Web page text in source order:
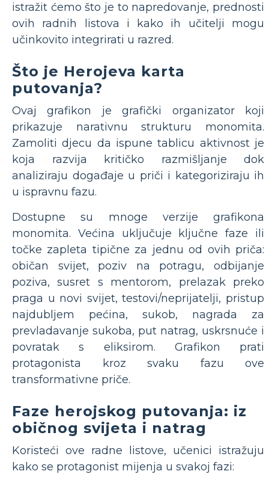
istražit ćemo što je to napredovanje, prednosti
ovih radnih listova i kako ih učitelji mogu
učinkovito integrirati u razred.
Što je Herojeva karta
putovanja?
Ovaj grafikon je grafički organizator koji
prikazuje narativnu strukturu monomita.
Zamoliti djecu da ispune tablicu aktivnost je
koja razvija kritičko razmišljanje dok
analiziraju događaje u priči i kategoriziraju ih
u ispravnu fazu.
Dostupne su mnoge verzije grafikona
monomita. Većina uključuje ključne faze ili
točke zapleta tipične za jednu od ovih priča:
običan svijet, poziv na potragu, odbijanje
poziva, susret s mentorom, prelazak preko
praga u novi svijet, testovi/neprijatelji, pristup
najdubljem pećina, sukob, nagrada za
prevladavanje sukoba, put natrag, uskrsnuće i
povratak s eliksirom. Grafikon prati
protagonista kroz svaku fazu ove
transformativne priče.
Faze herojskog putovanja: iz
običnog svijeta i natrag
Koristeći ove radne listove, učenici istražuju
kako se protagonist mijenja u svakoj fazi: